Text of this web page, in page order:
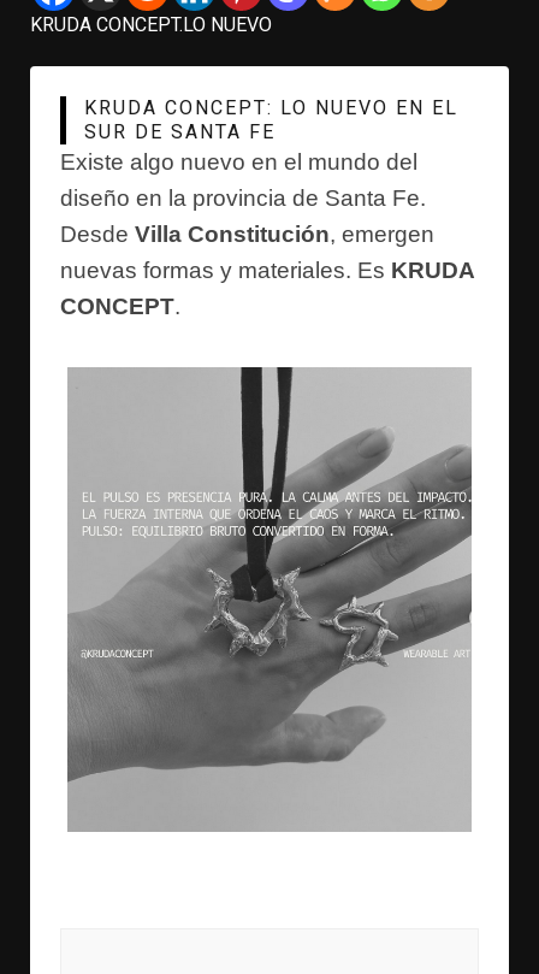
KRUDA CONCEPT.LO NUEVO
KRUDA CONCEPT: LO NUEVO EN EL
SUR DE SANTA FE
Existe algo nuevo en el mundo del
diseño en la provincia de Santa Fe.
Desde Villa Constitución, emergen
nuevas formas y materiales. Es KRUDA
CONCEPT.